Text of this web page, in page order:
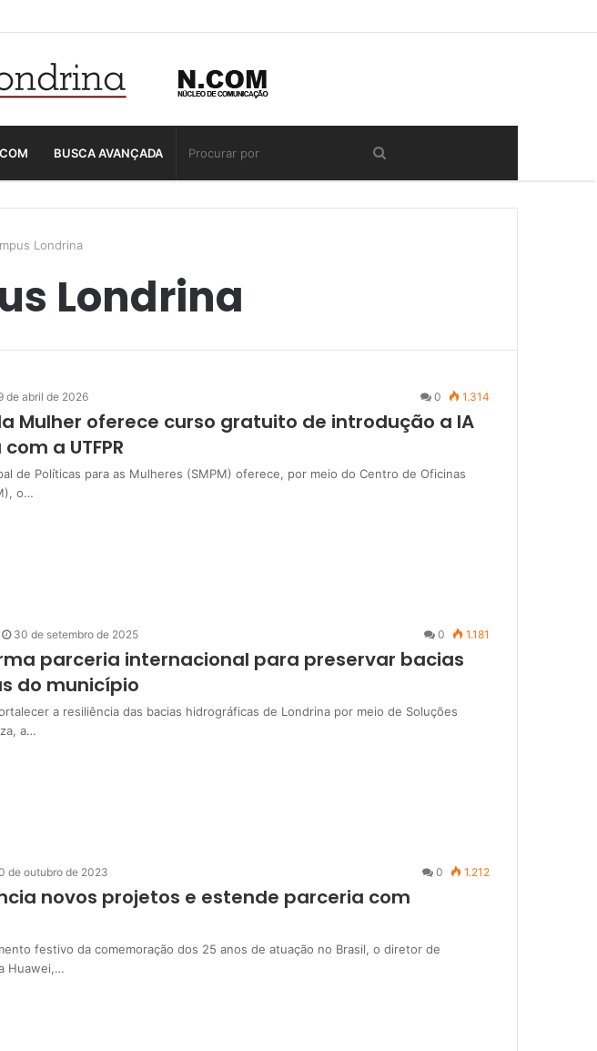
BUSCA AVANÇADA
Londrina
Londrina
de abril de 2026 0 1.314
Mulher oferece curso gratuito de introdução a IA
a UTFPR
de Políticas para as Mulheres (SMPM) oferece, por meio do Centro de Oficinas
o…
30 de setembro de 2025 0 1.181
parceria internacional para preservar bacias
do município
a resiliência das bacias hidrográficas de Londrina por meio de Soluções
a…
de outubro de 2023 0 1.212
novos projetos e estende parceria com
festivo da comemoração dos 25 anos de atuação no Brasil, o diretor de
Huawei,…